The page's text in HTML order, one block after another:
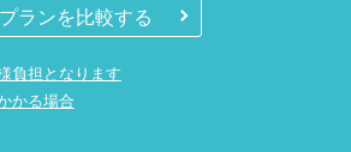
プランを比較する
負担となります
かる場合